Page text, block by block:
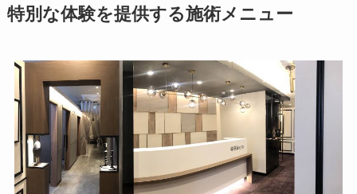
特別な体験を提供する施術メニュー